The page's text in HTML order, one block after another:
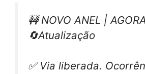
🚧 NOVO ANEL |
🔄Atualização
✅ Via liberada.